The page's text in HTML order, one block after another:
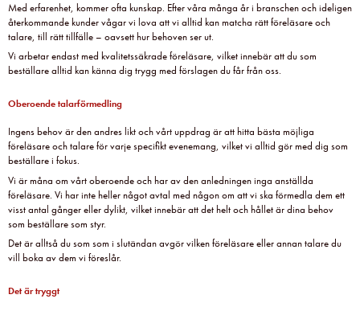
Med erfarenhet, kommer ofta kunskap. Efter våra många år i branschen och ideligen
återkommande kunder vågar vi lova att vi alltid kan matcha rätt föreläsare och
talare, till rätt tillfälle – oavsett hur behoven ser ut.
Vi arbetar endast med kvalitetssäkrade föreläsare, vilket innebär att du som
beställare alltid kan känna dig trygg med förslagen du får från oss.
Oberoende talarförmedling
Ingens behov är den andres likt och vårt uppdrag är att hitta bästa möjliga
föreläsare och talare för varje specifikt evenemang, vilket vi alltid gör med dig som
beställare i fokus.
Vi är måna om vårt oberoende och har av den anledningen inga anställda
föreläsare. Vi har inte heller något avtal med någon om att vi ska förmedla dem ett
visst antal gånger eller dylikt, vilket innebär att det helt och hållet är dina behov
som beställare som styr.
Det är alltså du som som i slutändan avgör vilken föreläsare eller annan talare du
vill boka av dem vi föreslår.
Det är tryggt